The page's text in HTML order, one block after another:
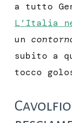
a tutto
L’Italia
un
subito a
tocco